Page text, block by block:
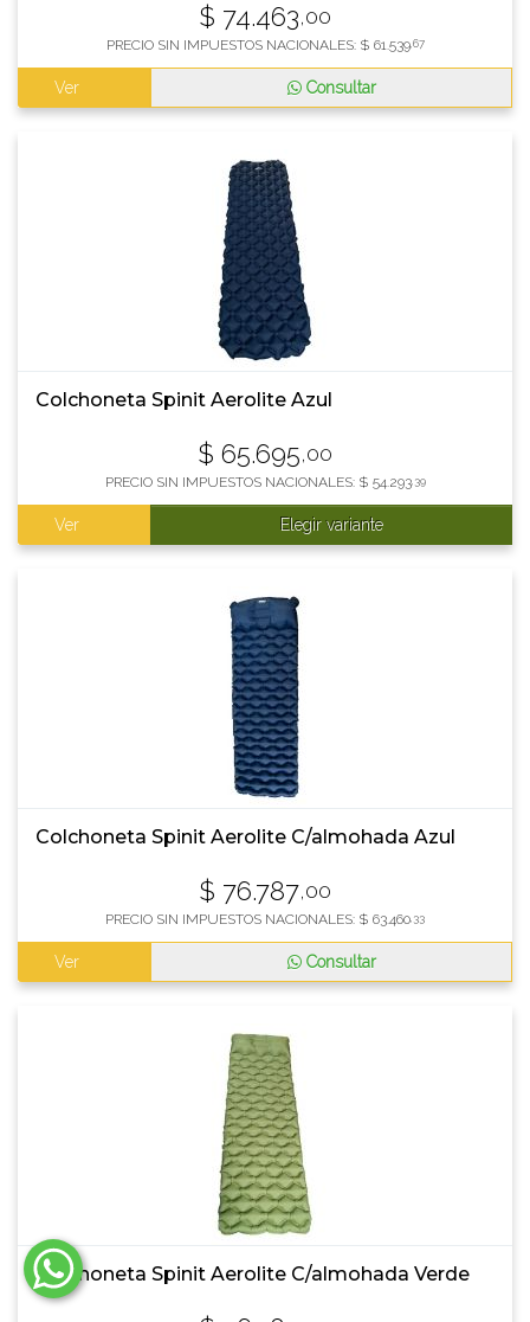
$ 74.463,00
PRECIO SIN IMPUESTOS NACIONALES: $ 61.539,67
Ver Consultar
Colchoneta Spinit Aerolite Azul
$ 65.695,00
PRECIO SIN IMPUESTOS NACIONALES: $ 54.293,39
Ver Elegir variante
Colchoneta Spinit Aerolite C/almohada Azul
$ 76.787,00
PRECIO SIN IMPUESTOS NACIONALES: $ 63.460 ,33
Ver Consultar
Colchoneta Spinit Aerolite C/almohada Verde